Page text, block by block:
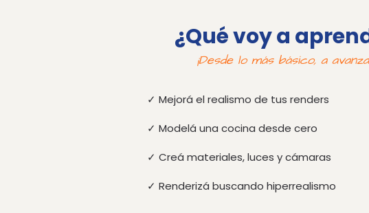
¿Qué voy a
¡Desde lo más básico, a
✓ Mejorá el realismo de tus renders
✓ Modelá una cocina desde cero
✓ Creá materiales, luces y cámaras
✓ Renderizá buscando hiperrealismo